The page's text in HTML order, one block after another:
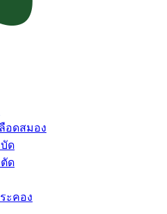
อดสมอง
ด
ด
ะคอง